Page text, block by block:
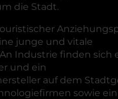
die Stadt.
junge und vitale
Industrie finden sich
und ein
auf dem
sowie ein